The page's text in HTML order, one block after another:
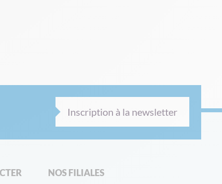
Inscription à la newsletter
NOS FILIALES